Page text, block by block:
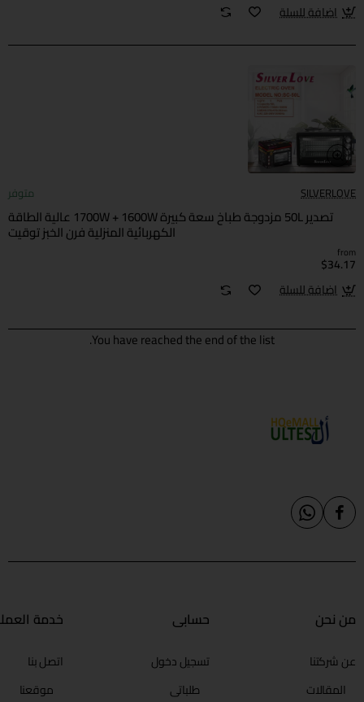
اضافة للسلة
SILVERLOVE متوفر
تصدير 50L مزدوجة طباخ سعة كبيرة 1700W + 1600W عالية الطاقة
الكهربائية المنزلية فرن الخبز توقيت
from
$34.17
اضافة للسلة
You have reached the end of the list.
من نحن
عن شركتنا
المقالات
حسابي
تسجيل دخول
طلباتي
خدمة
اتصل بنا
موقعنا